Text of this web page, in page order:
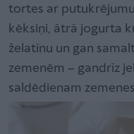
tortes ar
kēksiņi, ātrā jogurta
želatīnu un gan
zemenēm – gandrīz
saldēdienam